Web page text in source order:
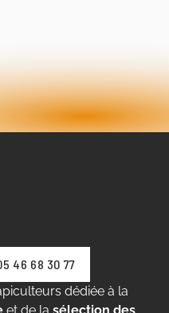
46 68 30 77
dédiée à la